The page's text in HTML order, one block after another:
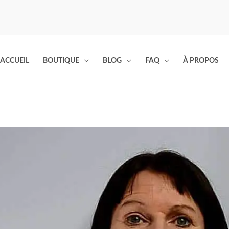
ACCUEIL BOUTIQUE BLOG FAQ À PROPOS